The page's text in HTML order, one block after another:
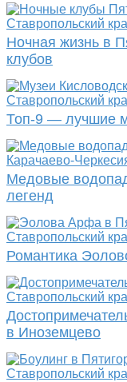
Ставропольский
Ночная жизнь в
клубов
Ставропольский
Топ-9 — лучшие
Карачаево-
Медовые
легенд
Ставропольский
Романтика
Ставропольский
в Иноземцево
Ставропольский